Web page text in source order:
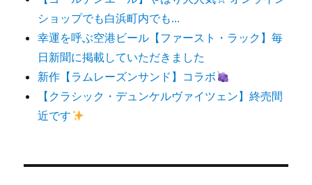
ショップでも白浜町内でも…
幸運を呼ぶ空港ビール【ファースト・ラック】毎
日新聞に掲載していただきました
新作【ラムレーズンサンド】コラボ
【クラシック・デュンケルヴァイツェン】終売間
近です